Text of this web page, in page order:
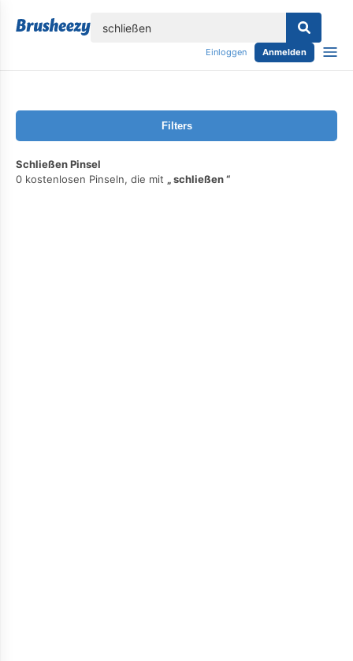
Einloggen Anmelden
Filters
Schließen Pinsel
0 kostenlosen Pinseln, die mit
schließen